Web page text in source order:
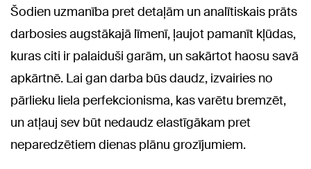
Šodien uzmanība pret detaļām un analītiskais prāts
darbosies augstākajā līmenī, ļaujot pamanīt kļūdas,
kuras citi ir palaiduši garām, un sakārtot haosu savā
apkārtnē. Lai gan darba būs daudz, izvairies no
pārlieku liela perfekcionisma, kas varētu bremzēt,
un atļauj sev būt nedaudz elastīgākam pret
neparedzētiem dienas plānu grozījumiem.